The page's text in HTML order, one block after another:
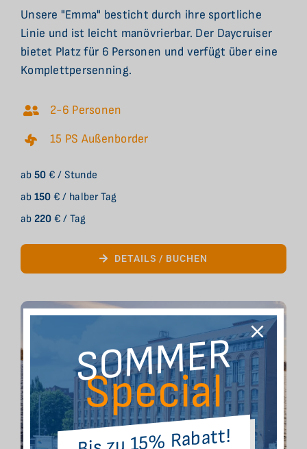
Unsere "Emma" besticht durch ihre sportliche
Linie und ist leicht manövrierbar. Der Daycruiser
bietet Platz für 6 Personen und verfügt über eine
Komplettpersenning.
2-6 Personen
15 PS Außenborder
ab 50 € / Stunde
ab 150 € / halber Tag
ab 220 € / Tag
DETAILS / BUCHEN
SOMMER
Special